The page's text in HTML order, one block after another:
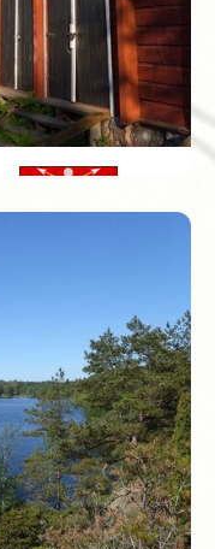
die in de bossen
Zweden. En wist je
van het
een kunstvorm.